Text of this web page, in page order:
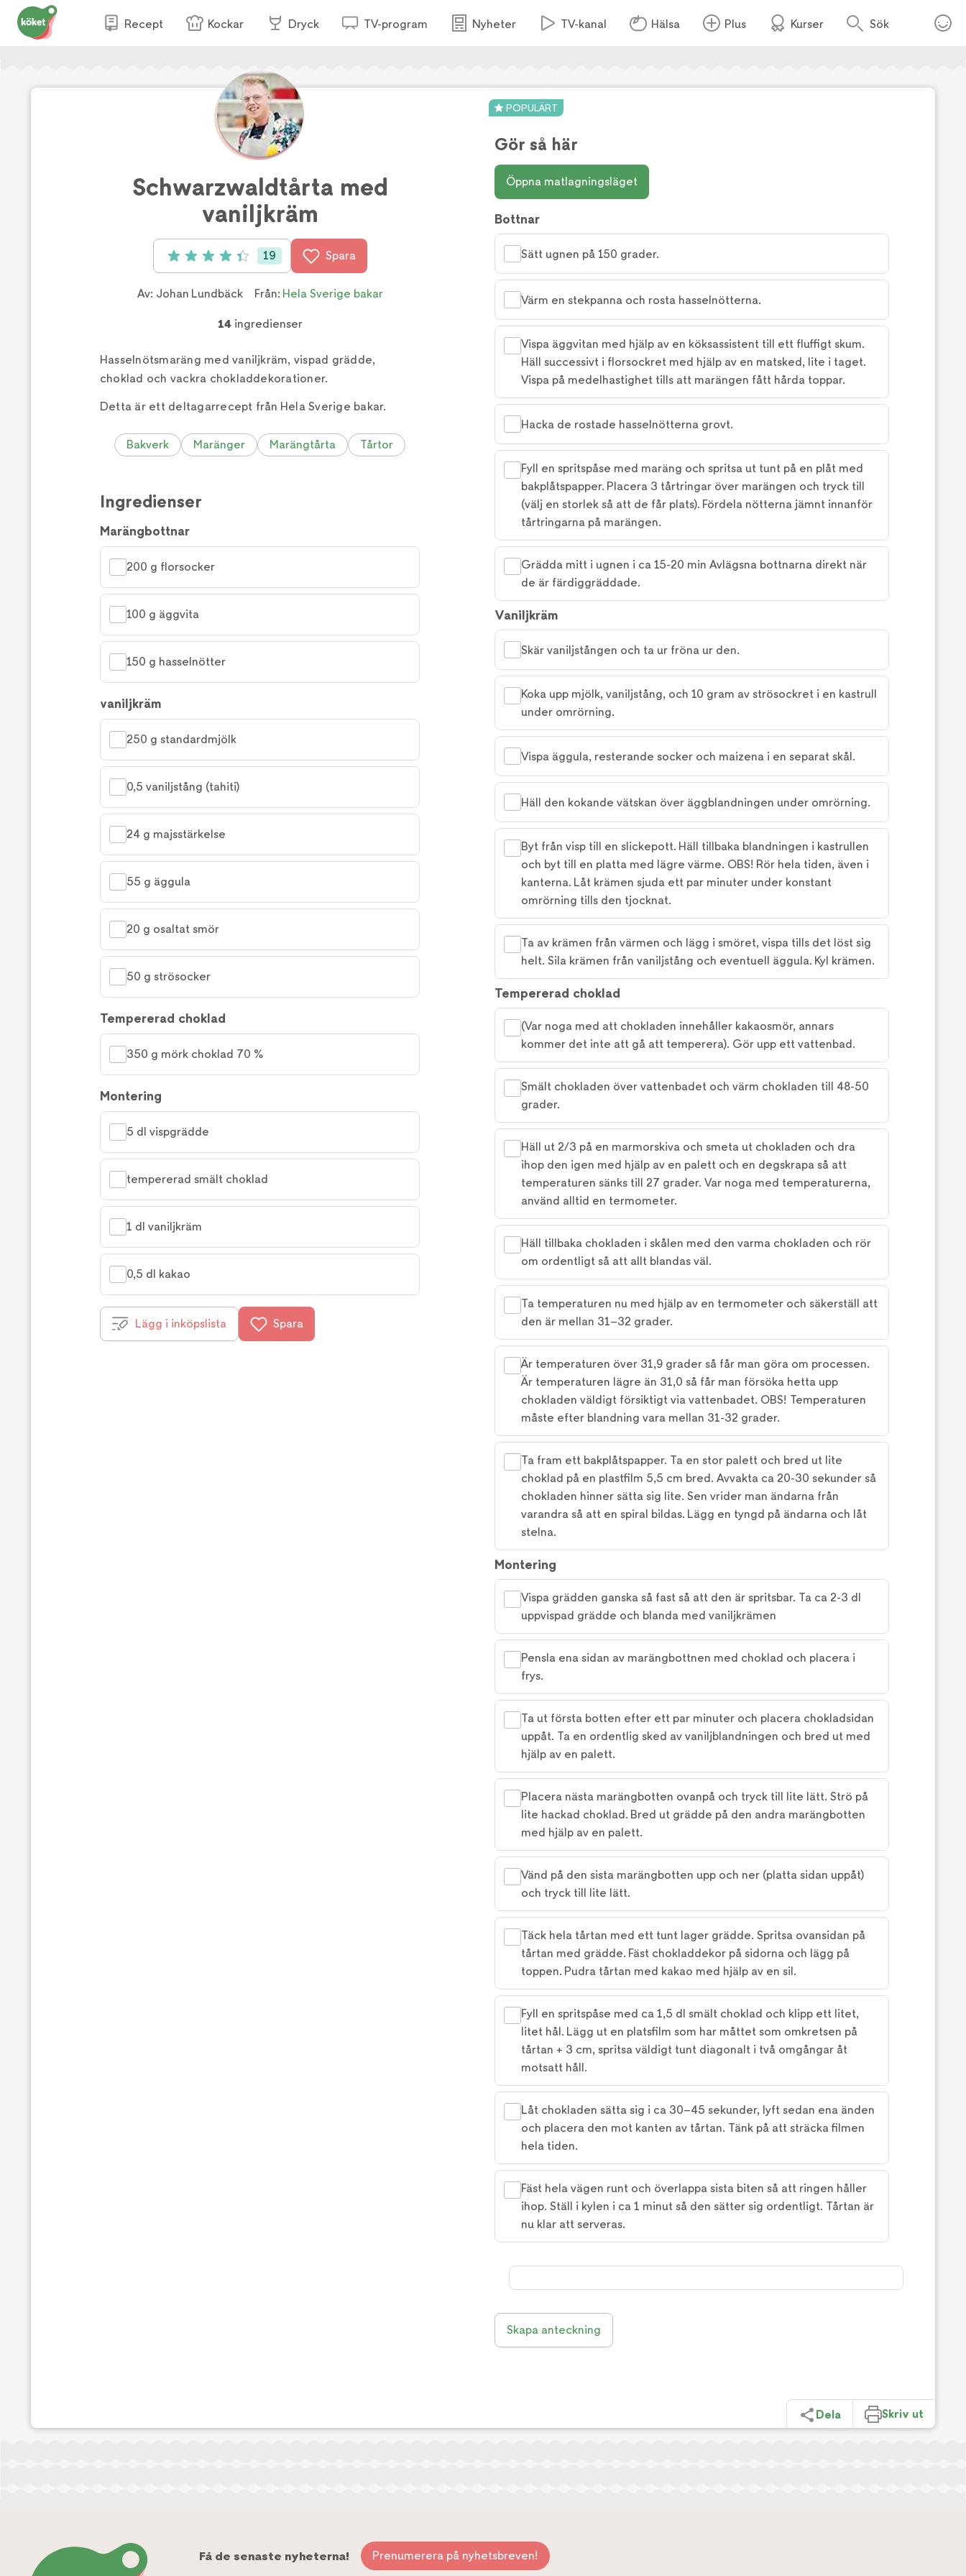
Recept Kockar Dryck TV-program Nyheter TV-kanal Hälsa Plus Kurser Sök
POPULÄRT
Foto:Pernilla Thelaus/TV4
Schwarzwaldtårta med
vaniljkräm
Betyg: 4.4 av 5 (19 röster)
19 Spara
Av: Johan Lundbäck Från: Hela Sverige bakar
14ingredienser
Hasselnötsmaräng med vaniljkräm, vispad grädde,
choklad och vackra chokladdekorationer.
Detta är ett deltagarrecept från Hela Sverige bakar.
Bakverk Maränger Marängtårta Tårtor
Ingredienser
Marängbottnar
200 g florsocker
100 g äggvita
150 g hasselnötter
vaniljkräm
250 g standardmjölk
0,5 vaniljstång (tahiti)
24 g majsstärkelse
55 g äggula
20 g osaltat smör
50 g strösocker
Tempererad choklad
350 g mörk choklad 70 %
Montering
5 dl vispgrädde
tempererad smält choklad
1 dl vaniljkräm
0,5 dl kakao
Lägg i inköpslista Spara
Gör så här
Öppna matlagningsläget
Bottnar
Sätt ugnen på 150 grader.
Värm en stekpanna och rosta hasselnötterna.
Vispa äggvitan med hjälp av en köksassistent till ett fluffigt skum.
Häll successivt i florsockret med hjälp av en matsked, lite i taget.
Vispa på medelhastighet tills att marängen fått hårda toppar.
Hacka de rostade hasselnötterna grovt.
Fyll en spritspåse med maräng och spritsa ut tunt på en plåt med
bakplåtspapper. Placera 3 tårtringar över marängen och tryck till
(välj en storlek så att de får plats). Fördela nötterna jämnt innanför
tårtringarna på marängen.
Grädda mitt i ugnen i ca 15-20 min Avlägsna bottnarna direkt när
de är färdiggräddade.
Vaniljkräm
Skär vaniljstången och ta ur fröna ur den.
Koka upp mjölk, vaniljstång, och 10 gram av strösockret i en kastrull
under omrörning.
Vispa äggula, resterande socker och maizena i en separat skål.
Häll den kokande vätskan över äggblandningen under omrörning.
Byt från visp till en slickepott. Häll tillbaka blandningen i kastrullen
och byt till en platta med lägre värme. OBS! Rör hela tiden, även i
kanterna. Låt krämen sjuda ett par minuter under konstant
omrörning tills den tjocknat.
Ta av krämen från värmen och lägg i smöret, vispa tills det löst sig
helt. Sila krämen från vaniljstång och eventuell äggula. Kyl krämen.
Tempererad choklad
(Var noga med att chokladen innehåller kakaosmör, annars
kommer det inte att gå att temperera). Gör upp ett vattenbad.
Smält chokladen över vattenbadet och värm chokladen till 48-50
grader.
Häll ut 2/3 på en marmorskiva och smeta ut chokladen och dra
ihop den igen med hjälp av en palett och en degskrapa så att
temperaturen sänks till 27 grader. Var noga med temperaturerna,
använd alltid en termometer.
Häll tillbaka chokladen i skålen med den varma chokladen och rör
om ordentligt så att allt blandas väl.
Ta temperaturen nu med hjälp av en termometer och säkerställ att
den är mellan 31–32 grader.
Är temperaturen över 31,9 grader så får man göra om processen.
Är temperaturen lägre än 31,0 så får man försöka hetta upp
chokladen väldigt försiktigt via vattenbadet. OBS! Temperaturen
måste efter blandning vara mellan 31-32 grader.
Ta fram ett bakplåtspapper. Ta en stor palett och bred ut lite
choklad på en plastfilm 5,5 cm bred. Avvakta ca 20-30 sekunder så
chokladen hinner sätta sig lite. Sen vrider man ändarna från
varandra så att en spiral bildas. Lägg en tyngd på ändarna och låt
stelna.
Montering
Vispa grädden ganska så fast så att den är spritsbar. Ta ca 2-3 dl
uppvispad grädde och blanda med vaniljkrämen
Pensla ena sidan av marängbottnen med choklad och placera i
frys.
Ta ut första botten efter ett par minuter och placera chokladsidan
uppåt. Ta en ordentlig sked av vaniljblandningen och bred ut med
hjälp av en palett.
Placera nästa marängbotten ovanpå och tryck till lite lätt. Strö på
lite hackad choklad. Bred ut grädde på den andra marängbotten
med hjälp av en palett.
Vänd på den sista marängbotten upp och ner (platta sidan uppåt)
och tryck till lite lätt.
Täck hela tårtan med ett tunt lager grädde. Spritsa ovansidan på
tårtan med grädde. Fäst chokladdekor på sidorna och lägg på
toppen. Pudra tårtan med kakao med hjälp av en sil.
Fyll en spritspåse med ca 1,5 dl smält choklad och klipp ett litet,
litet hål. Lägg ut en platsfilm som har måttet som omkretsen på
tårtan + 3 cm, spritsa väldigt tunt diagonalt i två omgångar åt
motsatt håll.
Låt chokladen sätta sig i ca 30–45 sekunder, lyft sedan ena änden
och placera den mot kanten av tårtan. Tänk på att sträcka filmen
hela tiden.
Fäst hela vägen runt och överlappa sista biten så att ringen håller
ihop. Ställ i kylen i ca 1 minut så den sätter sig ordentligt. Tårtan är
nu klar att serveras.
Skapa anteckning
Dela Skriv ut
Få de senaste nyheterna! Prenumerera på nyhetsbreven!